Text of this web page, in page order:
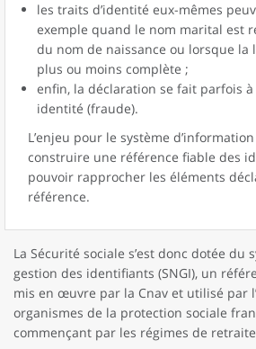
les traits d’identité eux-mêmes
exemple quand le nom marital est
du nom de naissance ou lorsque la
plus ou moins complète ;
enfin, la déclaration se fait parfois à
identité (fraude).
L’enjeu pour le système
construire une référence fiable des
pouvoir rapprocher les éléments
référence.
La Sécurité sociale s’est donc dotée du
gestion des identifiants (SNGI), un
mis en œuvre par la Cnav et utilisé par
organismes de la protection sociale
commençant par les régimes de